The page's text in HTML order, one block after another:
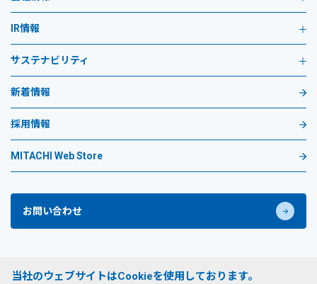
IR情報
サステナビリティ
新着情報
採用情報
MITACHI Web Store
お問い合わせ
当社のウェブサイトはCookieを使用しております。